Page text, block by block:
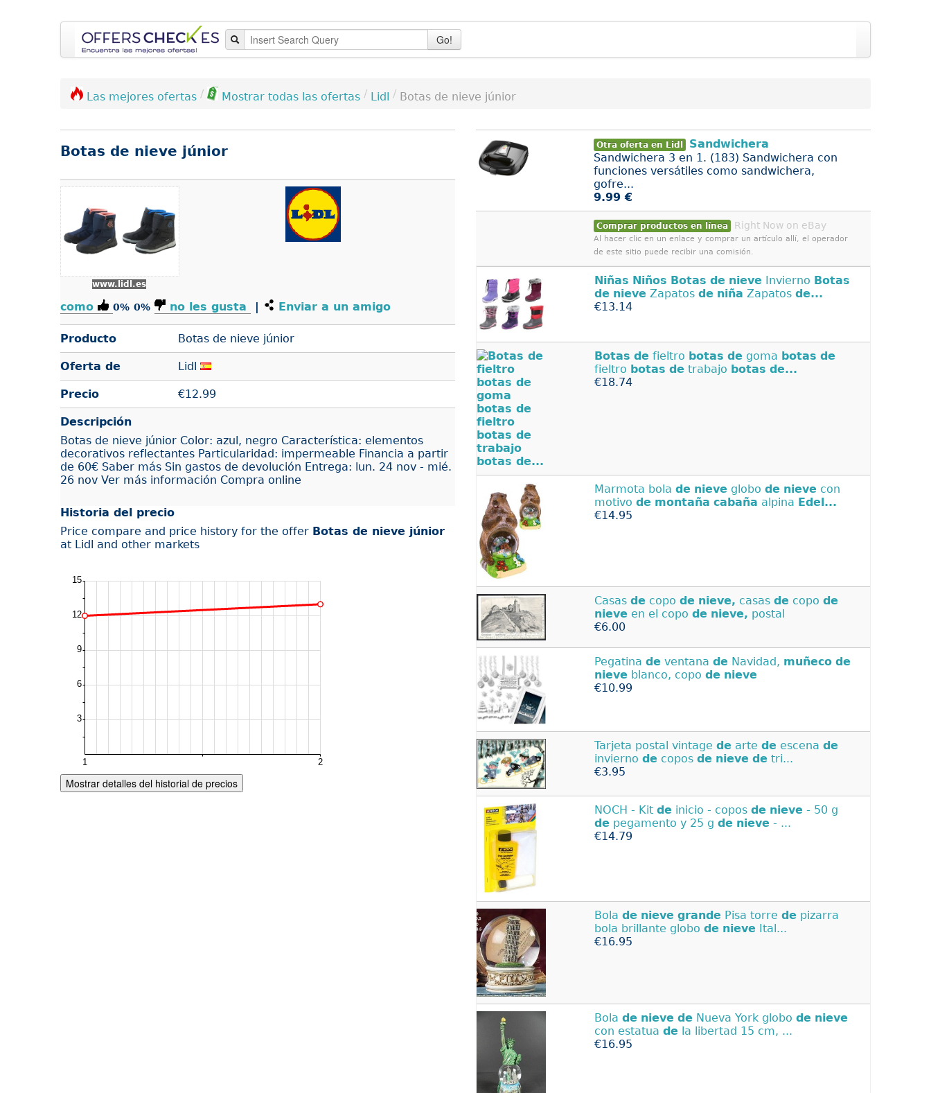
Go!
Las mejores ofertas / Mostrar todas las ofertas / Lidl / Botas de nieve júnior
Botas de nieve júnior
www.lidl.es
como 0% 0% no les gusta | Enviar a un amigo
Producto Botas de nieve júnior
Oferta de Lidl
Precio €12.99
Descripción
Botas de nieve júnior Color: azul, negro Característica: elementos
decorativos reflectantes Particularidad: impermeable Financia a partir
de 60€ Saber más Sin gastos de devolución Entrega: lun. 24 nov - mié.
26 nov Ver más información Compra online
Historia del precio
Price compare and price history for the offer Botas de nieve júnior
at Lidl and other markets
Mostrar detalles del historial de precios
Otra oferta en Lidl
Sandwichera
Sandwichera 3 en 1. (183) Sandwichera con
funciones versátiles como sandwichera,
gofre...
9.99 €
Comprar productos en línea Right Now on eBay
Al hacer clic en un enlace y comprar un artículo allí, el operador
de este sitio puede recibir una comisión.
Niñas Niños Botas de nieve Invierno Botas
de nieve Zapatos de niña Zapatos de...
€13.14
Botas de fieltro botas de goma botas de
fieltro botas de trabajo botas de...
€18.74
Marmota bola de nieve globo de nieve con
motivo de montaña cabaña alpina Edel...
€14.95
Casas de copo de nieve, casas de copo de
nieve en el copo de nieve, postal
€6.00
Pegatina de ventana de Navidad, muñeco de
nieve blanco, copo de nieve
€10.99
Tarjeta postal vintage de arte de escena de
invierno de copos de nieve de tri...
€3.95
NOCH - Kit de inicio - copos de nieve - 50 g
de pegamento y 25 g de nieve - ...
€14.79
Bola de nieve grande Pisa torre de pizarra
bola brillante globo de nieve Ital...
€16.95
Bola de nieve de Nueva York globo de nieve
con estatua de la libertad 15 cm, ...
€16.95